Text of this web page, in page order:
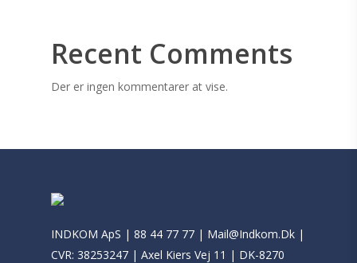
Recent Comments
Der er ingen kommentarer at vise.
INDKOM ApS | 88 44 77 77 | Mail@Indkom.Dk |
CVR: 38253247 | Axel Kiers Vej 11 | DK-8270